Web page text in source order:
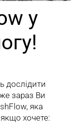
у
дослідити
зараз Ви
яка
хочете: